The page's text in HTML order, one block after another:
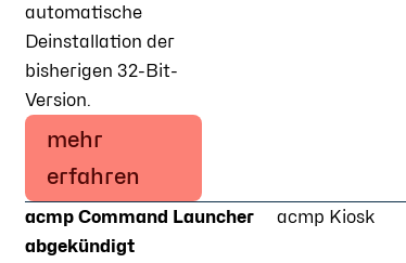
automatische
Deinstallation der
bisherigen 32-Bit-
Version.
mehr
erfahren
acmp Command Launcher
abgekündigt
acmp Kiosk